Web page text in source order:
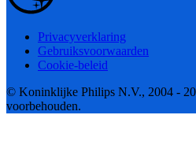
Privacyverklaring
Gebruiksvoorwaarden
Cookie-beleid
© Koninklijke Philips N.V., 2004 -
voorbehouden.